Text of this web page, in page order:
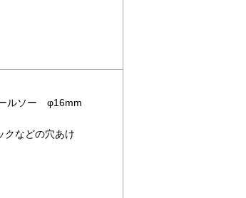
ルソー φ16mm
クなどの穴あけ